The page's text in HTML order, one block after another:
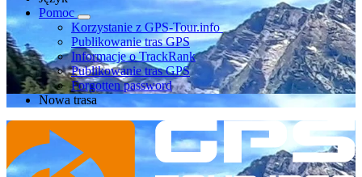
Pomoc
Korzystanie z GPS-Tour.info
Publikowanie tras GPS
Informacje o TrackRank
Publikowanie tras GPS
Forgotten password
Nowa trasa